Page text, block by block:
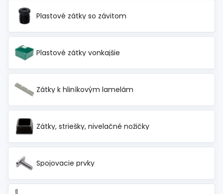
Plastové zátky so závitom
Plastové zátky vonkajšie
Zátky k hliníkovým lamelám
Zátky, striešky, nivelačné nožičky
Spojovacie prvky